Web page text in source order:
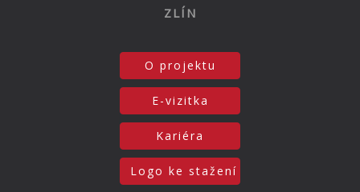
ZLÍN
O projektu
E-vizitka
Kariéra
Logo ke stažení